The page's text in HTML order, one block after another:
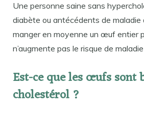
Une personne saine sans
diabète ou antécédents de
manger en moyenne un œuf entier
n’augmente pas le risque de
Est-ce que les œufs sont
cholestérol ?